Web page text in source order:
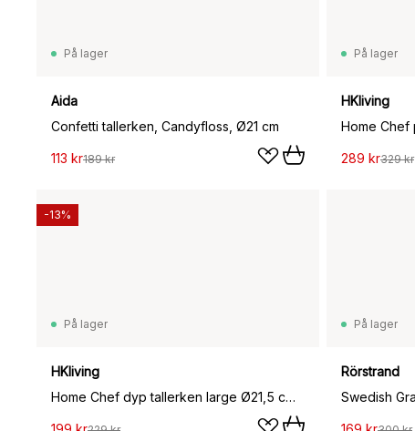
På lager
Aida
Confetti tallerken, Candyfloss, Ø21 cm
113 kr189 kr
På lager
HKliving
289 kr329 kr
På lager
HKliving
Home Chef dyp tallerken large Ø21,5 cm, Rustic pink
-13%
På lager
Rörstrand